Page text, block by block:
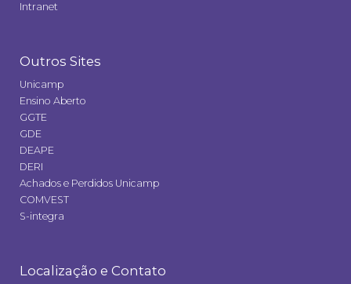
Intranet
Outros Sites
Unicamp
Ensino Aberto
GGTE
GDE
DEAPE
DERI
Achados e Perdidos Unicamp
COMVEST
S-integra
Localização e Contato